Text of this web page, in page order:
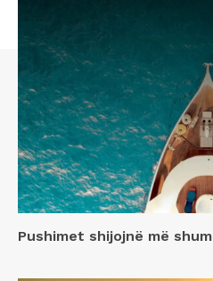
Pushimet shijojnë më